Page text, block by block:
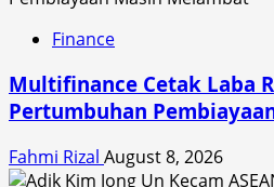
Finance
Multifinance Cetak Laba
Pertumbuhan
Fahmi Rizal August 8, 2026